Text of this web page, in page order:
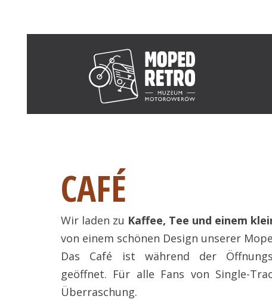
CAFÉ
Wir laden zu Kaffee, Tee und einem
von einem schönen Design unserer
Das Café ist während der
geöffnet. Für alle Fans von Single-
Überraschung.